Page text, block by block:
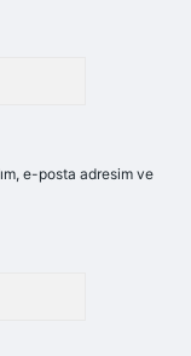
e-posta adresim ve